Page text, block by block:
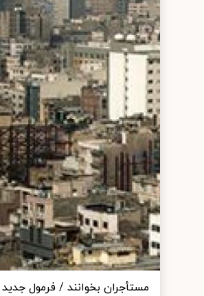
مستأجران بخوانند / فرمول